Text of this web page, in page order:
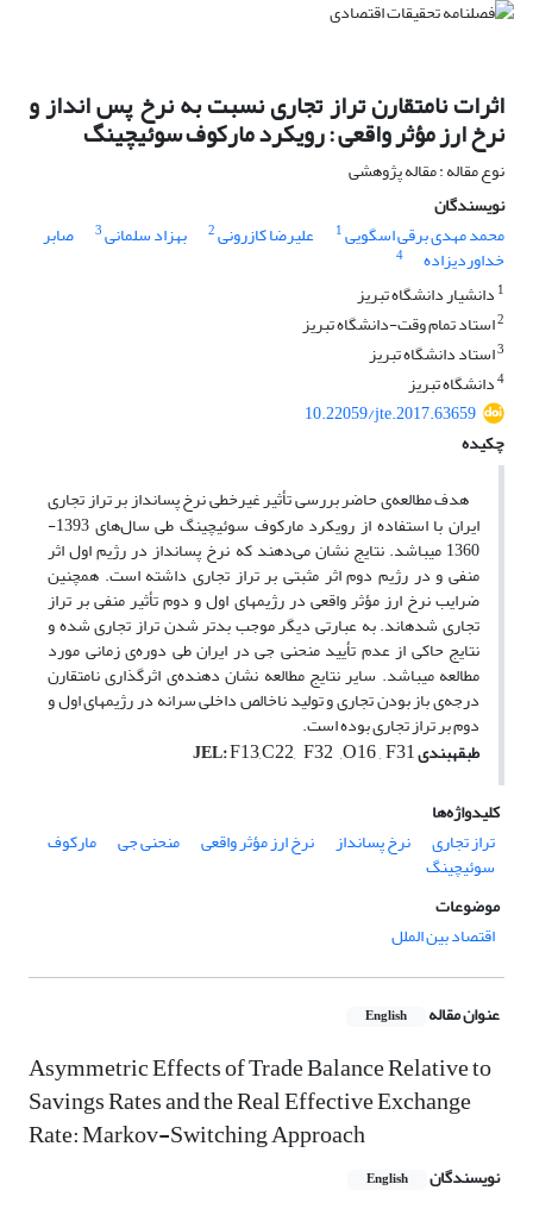
اثرات نامتقارن تراز تجاری نسبت به نرخ پس انداز و
نرخ ارز مؤثر واقعی : رویکرد مارکوف سوئیچینگ
نوع مقاله : مقاله پژوهشی
نویسندگان
محمد مهدی برقی اسگویی1 علیرضا کازرونی2 بهزاد سلمانی3 صابر
خداوردیزاده
4
1 دانشیار دانشگاه تبریز
2استاد تمام وقت-دانشگاه تبریز
3استاد دانشگاه تبریز
4دانشگاه تبریز
10.22059/jte.2017.63659
چکیده
هدف مطالعه‌ی حاضر بررسی تأثیر غیرخطی نرخ پس­انداز بر تراز تجاری
ایران با استفاده از رویکرد مارکوف سوئیچینگ طی سال‌های 1393-
1360 می­باشد. نتایج نشان می‌دهند که نرخ پس­انداز در رژیم اول اثر
منفی و در رژیم دوم اثر مثبتی بر تراز تجاری داشته است. همچنین
ضرایب نرخ ارز مؤثر واقعی در رژیم­های اول و دوم تأثیر منفی بر تراز
تجاری شده­اند. به عبارتی دیگر موجب بدتر شدن تراز تجاری شده و
نتایج حاکی از عدم تأیید منحنی جی در ایران طی دوره‌ی زمانی مورد
مطالعه می­باشد. سایر نتایج مطالعه نشان دهنده‌ی اثرگذاری نامتقارن
درجه‌ی باز بودن تجاری و تولید ناخالص داخلی سرانه در رژیم­های اول و
دوم بر تراز تجاری بوده است.
طبقه­بندی
JEL:F13,C22, F32 ,O16 , F31
کلیدواژه‌ها
تراز تجاری
نرخ پس­انداز نرخ ارز مؤثر واقعی منحنی جی مارکوف
سوئیچینگ
موضوعات
اقتصاد بین الملل
عنوان مقاله English
Asymmetric Effects of Trade Balance Relative to
Savings Rates and the Real Effective Exchange
Rate: Markov-Switching Approach
نویسندگان English